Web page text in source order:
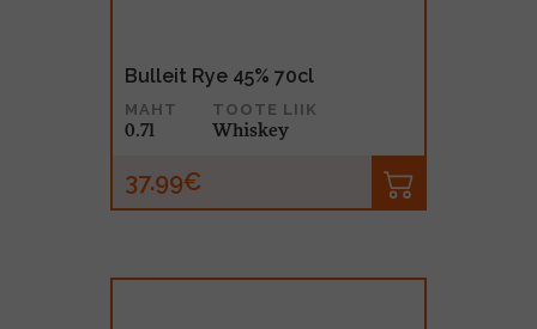
Bulleit Rye 45% 70cl
MAHT
0.7l
TOOTE LIIK
Whiskey
37.99€